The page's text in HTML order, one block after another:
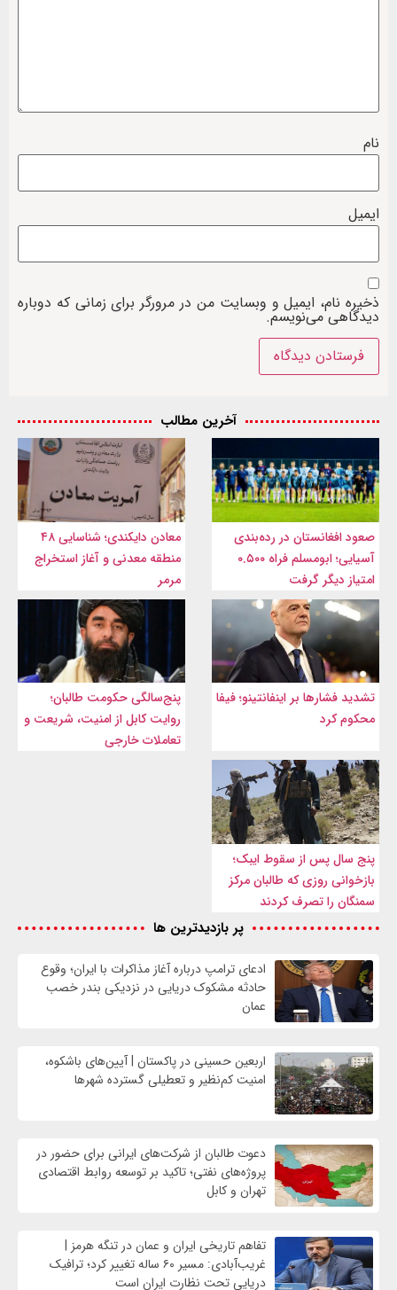
نام
ایمیل
ذخیره نام، ایمیل و وبسایت من در مرورگر برای زمانی که دوباره
دیدگاهی می‌نویسم.
آخرین مطالب
صعود افغانستان در رده‌بندی
آسیایی؛ ابومسلم فراه ۰.۵۰۰
امتیاز دیگر گرفت
معادن دایکندی؛ شناسایی ۴۸
منطقه معدنی و آغاز استخراج
مرمر
تشدید فشارها بر اینفانتینو؛ فیفا
محکوم کرد
پنج‌سالگی حکومت طالبان؛
روایت کابل از امنیت، شریعت و
تعاملات خارجی
پنج سال پس از سقوط ایبک؛
بازخوانی روزی که طالبان مرکز
سمنگان را تصرف کردند
پر بازدیدترین ها
ادعای ترامپ درباره آغاز مذاکرات با ایران؛ وقوع
حادثه مشکوک دریایی در نزدیکی بندر خصب
عمان
اربعین حسینی در پاکستان | آیین‌های باشکوه،
امنیت کم‌نظیر و تعطیلی گسترده شهرها
دعوت طالبان از شرکت‌های ایرانی برای حضور در
پروژه‌های نفتی؛ تاکید بر توسعه روابط اقتصادی
تهران و کابل
تفاهم تاریخی ایران و عمان در تنگه هرمز |
غریب‌آبادی: مسیر ۶۰ ساله تغییر کرد؛ ترافیک
دریایی تحت نظارت ایران است